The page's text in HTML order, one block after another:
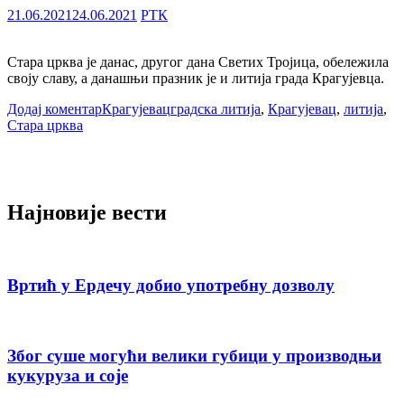
21.06.2021 24.06.2021 РТК
Стара црква је данас, другог дана Светих Тројица, обележила
своју славу, a данашњи празник је и литија града Крагујевца.
Додај коментарКрагујевацградска литија, Крагујевац, литија,
Стара црква
Најновије вести
Вртић у Ердечу добио употребну дозволу
Због суше могући велики губици у производњи
кукуруза и соје